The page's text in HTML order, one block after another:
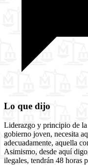
Lo que dijo
Liderazgo y principio de la
gobierno joven, necesita
adecuadamente, aquella
Asimismo, desde aquí
ilegales, tendrán 48 horas